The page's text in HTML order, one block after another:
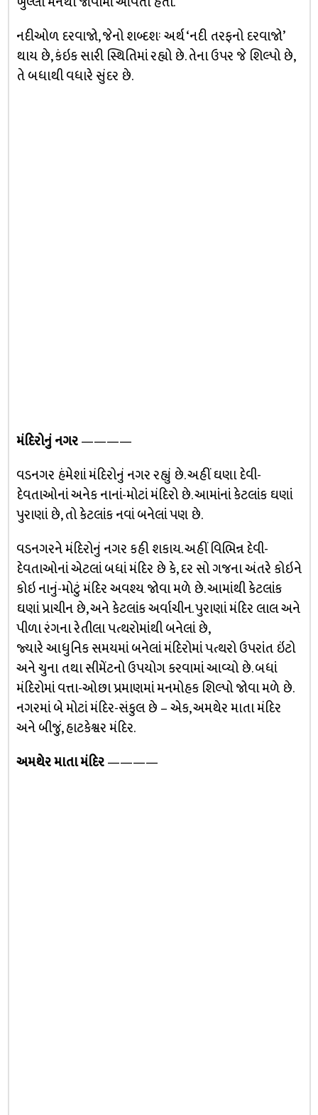
નદીઓળ દરવાજો, જેનો શબ્દશઃ અર્થ ‘નદી તરફનો દરવાજો’
થાય છે, કંઇક સારી સ્થિતિમાં રહ્યો છે. તેના ઉપર જે શિલ્પો છે,
તે બધાથી વધારે સુંદર છે.
મંદિરોનું નગર————
વડનગર હંમેશાં મંદિરોનું નગર રહ્યું છે. અહીં ઘણા દેવી-
દેવતાઓનાં અનેક નાનાં-મોટાં મંદિરો છે. આમાંનાં કેટલાંક ઘણાં
પુરાણાં છે, તો કેટલાંક નવાં બનેલાં પણ છે.
વડનગરને મંદિરોનું નગર કહી શકાય. અહીં વિભિન્ન દેવી-
દેવતાઓનાં એટલાં બધાં મંદિર છે કે, દર સો ગજના અંતરે કોઇને
કોઇ નાનું-મોટું મંદિર અવશ્ય જોવા મળે છે. આમાંથી કેટલાંક
ઘણાં પ્રાચીન છે, અને કેટલાંક અર્વાચીન. પુરાણાં મંદિર લાલ અને
પીળા રંગના રેતીલા પત્થરોમાંથી બનેલાં છે,
જ્યારે આધુનિક સમયમાં બનેલાં મંદિરોમાં પત્થરો ઉપરાંત ઇંટો
અને ચુના તથા સીમેંટનો ઉપયોગ કરવામાં આવ્યો છે. બધાં
મંદિરોમાં વત્તા-ઓછા પ્રમાણમાં મનમોહક શિલ્પો જોવા મળે છે.
નગરમાં બે મોટાં મંદિર-સંકુલ છે – એક, અમથેર માતા મંદિર
અને બીજું, હાટકેશ્વર મંદિર.
અમથેર માતા મંદિર————